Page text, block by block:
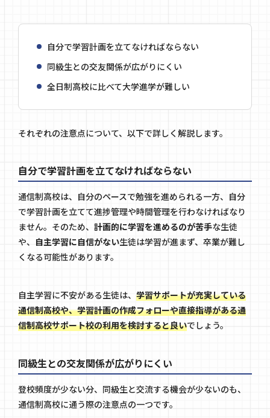
自分で学習計画を立てなければならない
同級生との交友関係が広がりにくい
全日制高校に比べて大学進学が難しい
それぞれの注意点について、以下で詳しく解説します。
自分で学習計画を立てなければならない
通信制高校は、自分のペースで勉強を進められる一方、自分
で学習計画を立てて進捗管理や時間管理を行わなければなり
ません。そのため、 計画的に学習を進めるのが苦手な生徒
や、 自主学習に自信がない生徒は学習が進まず、卒業が難し
くなる可能性があります。
自主学習に不安がある生徒は、 学習サポートが充実している
通信制高校や、学習計画の作成フォローや直接指導がある通
信制高校サポート校の利用を検討すると良いでしょう。
同級生との交友関係が広がりにくい
登校頻度が少ない分、同級生と交流する機会が少ないのも、
通信制高校に通う際の注意点の一つです。